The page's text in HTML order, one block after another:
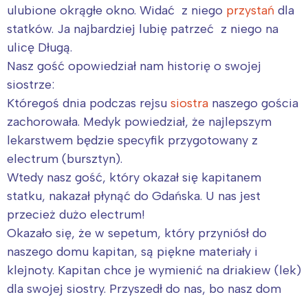
ulubione okrągłe okno. Widać z niego przystań dla
statków. Ja najbardziej lubię patrzeć z niego na
ulicę Długą.
Nasz gość opowiedział nam historię o swojej
siostrze:
Któregoś dnia podczas rejsu siostra naszego gościa
zachorowała. Medyk powiedział, że najlepszym
lekarstwem będzie specyfik przygotowany z
electrum (bursztyn).
Wtedy nasz gość, który okazał się kapitanem
statku, nakazał płynąć do Gdańska. U nas jest
przecież dużo electrum!
Okazało się, że w sepetum, który przyniósł do
naszego domu kapitan, są piękne materiały i
klejnoty. Kapitan chce je wymienić na driakiew (lek)
dla swojej siostry. Przyszedł do nas, bo nasz dom